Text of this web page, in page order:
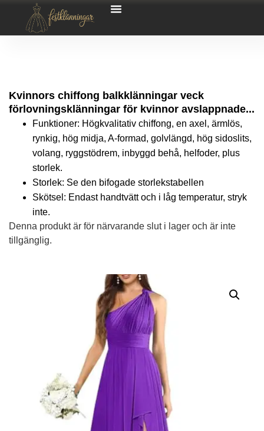
Kvinnors chiffong balkklänningar veck
förlovningsklänningar för kvinnor avslappnade...
Funktioner: Högkvalitativ chiffong, en axel, ärmlös,
rynkig, hög midja, A-formad, golvlängd, hög sidoslits,
volang, ryggstödrem, inbyggd behå, helfoder, plus
storlek.
Storlek: Se den bifogade storlekstabellen
Skötsel: Endast handtvätt och i låg temperatur, stryk
inte.
Denna produkt är för närvarande slut i lager och är inte
tillgänglig.